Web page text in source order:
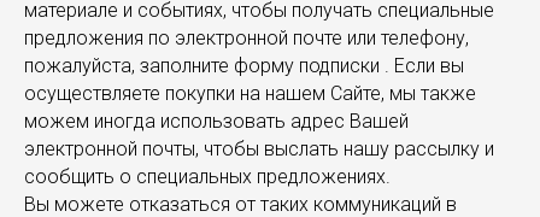
материале и событиях, чтобы получать специальные
предложения по электронной почте или телефону,
пожалуйста, заполните форму подписки . Если вы
осуществляете покупки на нашем Сайте, мы также
можем иногда использовать адрес Вашей
электронной почты, чтобы выслать нашу рассылку и
сообщить о специальных предложениях.
Вы можете отказаться от таких коммуникаций в